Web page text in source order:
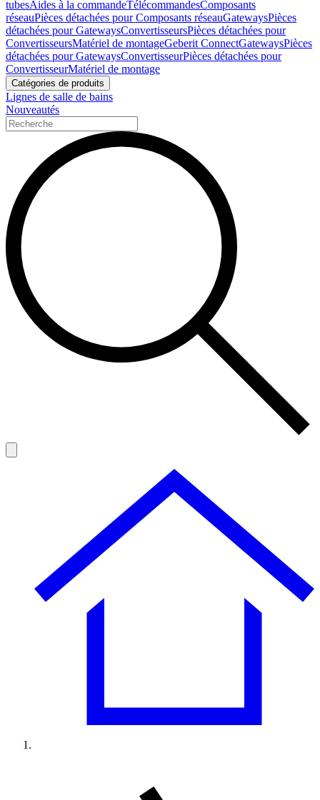
tubesAides à la commandeTélécommandesComposants
réseauPièces détachées pour Composants réseauGatewaysPièces
détachées pour GatewaysConvertisseursPièces détachées pour
ConvertisseursMatériel de montageGeberit ConnectGatewaysPièces
détachées pour GatewaysConvertisseurPièces détachées pour
ConvertisseurMatériel de montage
Catégories de produits
Lignes de salle de bains
Nouveautés